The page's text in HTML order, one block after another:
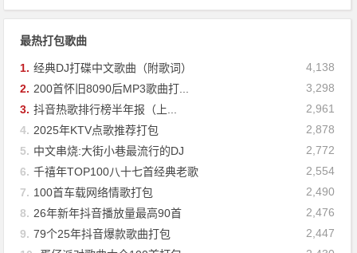
最热打包歌曲
4,138
1. 经典DJ打碟中文歌曲（附歌词）
3,298
2. 200首怀旧8090后MP3歌曲打...
2,961
3. 抖音热歌排行榜半年报（上...
2,878
4. 2025年KTV点歌推荐打包
2,772
5. 中文串烧:大街小巷最流行的DJ
2,554
6. 千禧年TOP100八十七首经典老歌
2,490
7. 100首车载网络情歌打包
2,476
8. 26年新年抖音播放量最高90首
2,447
9. 79个25年抖音爆款歌曲打包